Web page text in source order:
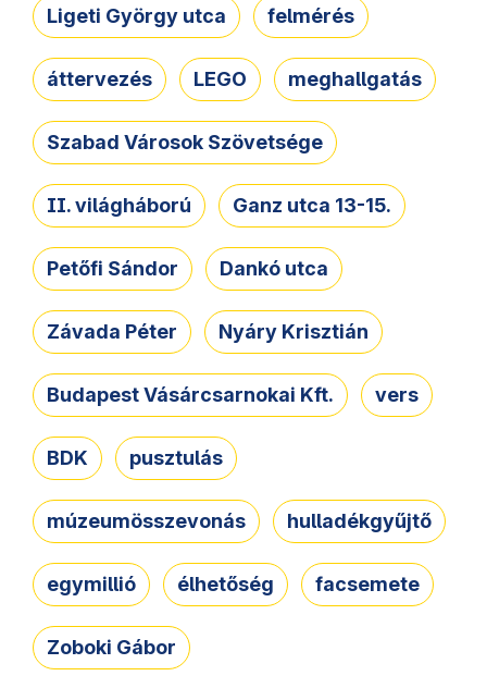
Ligeti György utca felmérés
áttervezés LEGO meghallgatás
Szabad Városok Szövetsége
II. világháború Ganz utca 13-15.
Petőfi Sándor Dankó utca
Závada Péter Nyáry Krisztián
Budapest Vásárcsarnokai Kft. vers
BDK pusztulás
múzeumösszevonás hulladékgyűjtő
egymillió élhetőség facsemete
Zoboki Gábor